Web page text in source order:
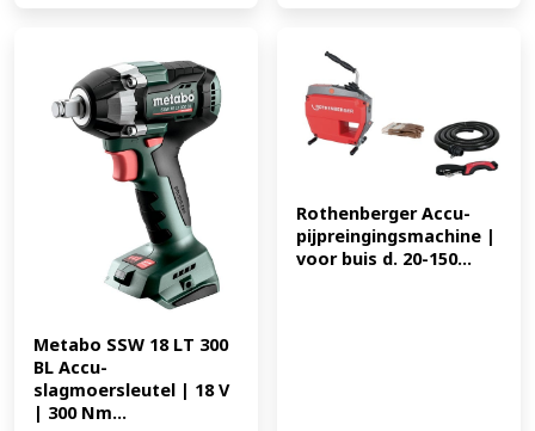
Metabo SSW 18 LT 300
BL Accu-
slagmoersleutel | 18 V
| 300 Nm...
Rothenberger Accu-
pijpreingingsmachine |
voor buis d. 20-150...